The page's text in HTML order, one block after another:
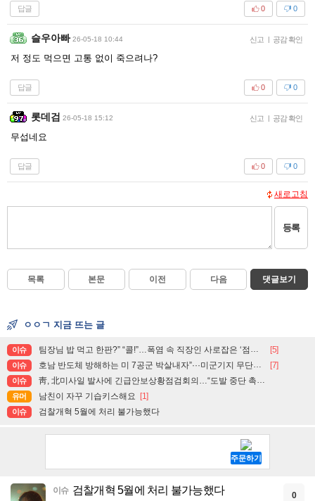
답글 0
0
슬우아빠 26-05-18 10:44 신고 | 공감 확인
저 정도 먹으면 고통 없이 죽으려나?
답글 0
0
롯데검 26-05-18 15:12 신고 | 공감 확인
무섭네요
답글 0
0
새로고침
등록
목록 본문 이전 다음 댓글보기
ㅇㅇㄱ 지금 뜨는 글
이슈 팀장님 밥 먹고 한판?” “콜!”…폭염 속 직장인 사로잡은 ‘점심 몰캉스’ [5]
이슈 호남 반도체 방해하는 미 7공군 박살내자”···미군기지 무단침입 대학생단체 회원 3명 구속, 1명은 기각 [7]
이슈 靑, 北미사일 발사에 긴급안보상황점검회의…“도발 중단 촉구”
유머 남친이 자꾸 기습키스해요 [1]
이슈 검찰개혁 5월에 처리 불가능했다
이슈 검찰개혁 5월에 처리 불가능했다 0